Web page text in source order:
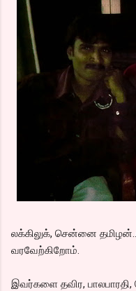
லக்கிலுக், சென்னை
வரவேற்கிறோம்.
இவர்களை தவிர, பாலபாரதி,